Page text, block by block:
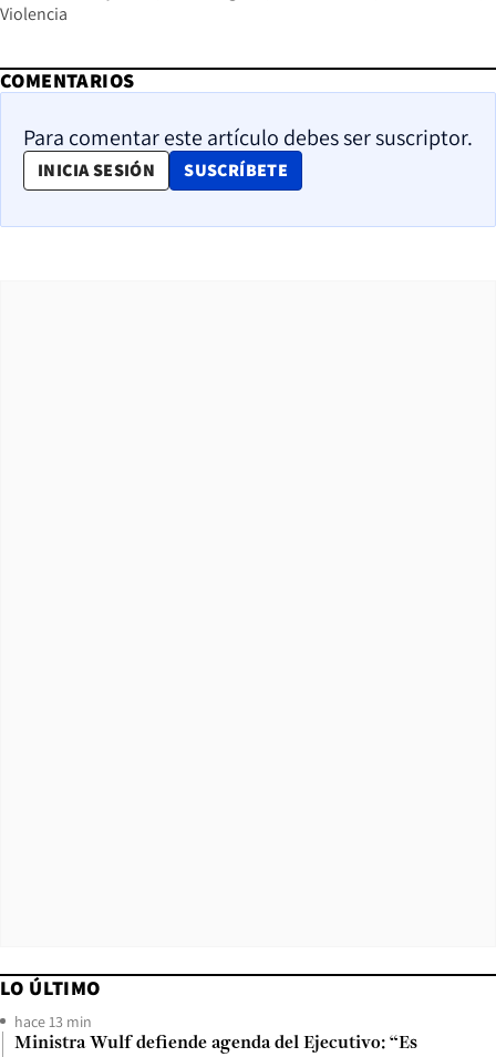
Violencia
COMENTARIOS
Para comentar este artículo debes ser suscriptor.
INICIA SESIÓN SUSCRÍBETE
OPENS IN NEW WINDOW
LO ÚLTIMO
hace 13 min
Ministra Wulf defiende agenda del Ejecutivo: “Es